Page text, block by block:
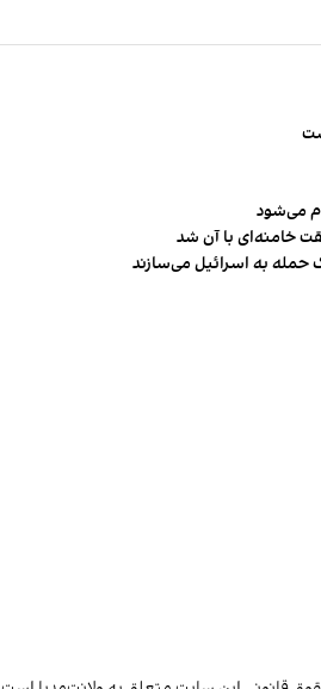
می‌شود
خامنه‌ای با آن شد
به اسرائیل می‌سازند